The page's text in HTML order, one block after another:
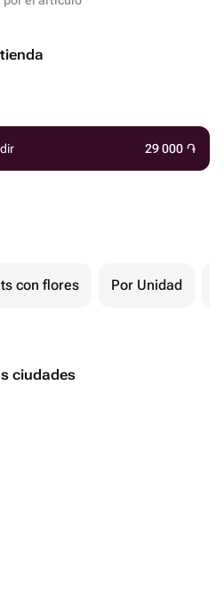
29 000 ֏
con flores Por Unidad
ciudades